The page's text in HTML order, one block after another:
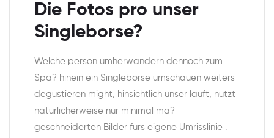
Die Fotos pro unser
Singleborse?
Welche person umherwandern dennoch zum
Spa? hinein ein Singleborse umschauen weiters
degustieren might, hinsichtlich unser lauft, nutzt
naturlicherweise nur minimal ma?
geschneiderten Bilder furs eigene Umrisslinie .